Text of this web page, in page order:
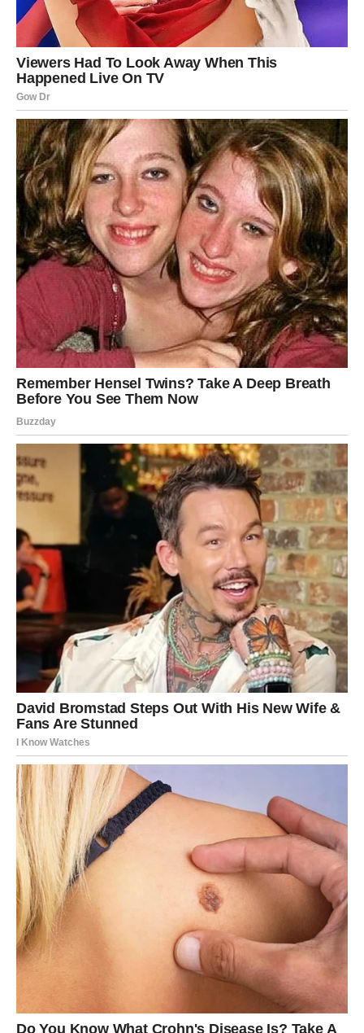
će biti završen prije nego što počnete. uživajte.